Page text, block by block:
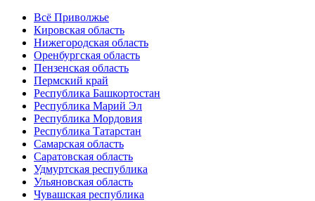
Всё Приволжье
Кировская область
Нижегородская область
Оренбургская область
Пензенская область
Пермский край
Республика Башкортостан
Республика Марий Эл
Республика Мордовия
Республика Татарстан
Самарская область
Саратовская область
Удмуртская республика
Ульяновская область
Чувашская республика